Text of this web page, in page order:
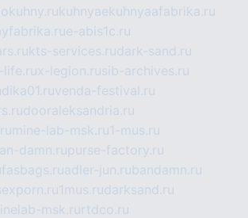
kuhnyaekuhnyaafabrika.ru
e-abis1c.ru
kts-services.rudark-sand.ru
life.rux-legion.rusib-archives.ru
venda-festival.ru
dooraleksandria.ru
mine-lab-msk.ru1-mus.ru
damn.rupurse-factory.ru
fasbags.ruadler-jun.rubandamn.ru
1mus.rudarksand.ru
msk.ru rtdco.ru